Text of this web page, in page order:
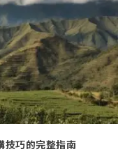
技巧的完整指南